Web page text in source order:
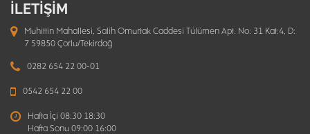
İLETİŞİM
Muhittin Mahallesi, Salih Omurtak Caddesi Tülümen Apt. No: 31 Kat:4, D:
7 59850 Çorlu/Tekirdağ
0282 654 22 00-01
0542 654 22 00
Hafta İçi 08:30 18:30
Hafta Sonu 09:00 16:00